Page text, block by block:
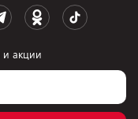
и акции